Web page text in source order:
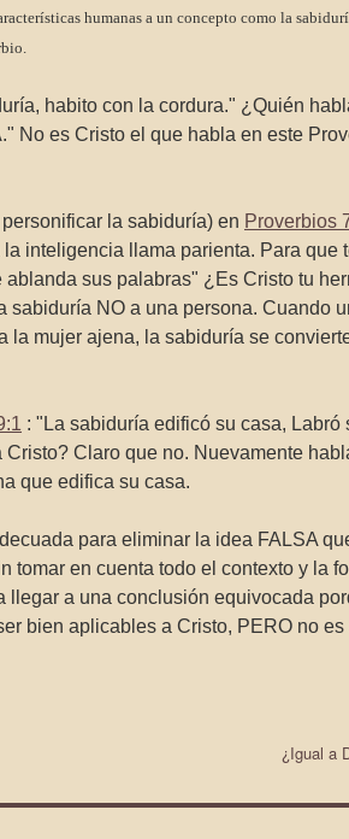
humanas a un concepto como la
habito con la cordura." ¿Quién
No es Cristo el que habla en este
la sabiduría) en Proverbios
inteligencia llama parienta. Para que
ablanda sus palabras" ¿Es Cristo tu
sabiduría NO a una persona. Cuando
la mujer ajena, la sabiduría se
: "La sabiduría edificó su casa, Labró
Claro que no. Nuevamente
que edifica su casa.
para eliminar la idea FALSA
tomar en cuenta todo el contexto y la
llegar a una conclusión equivocada
bien aplicables a Cristo, PERO no es
¿Igual a